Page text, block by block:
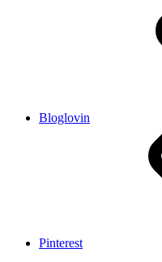
Bloglovin
Pinterest